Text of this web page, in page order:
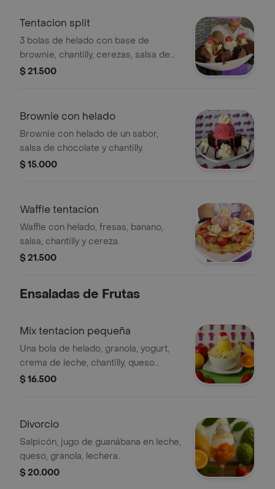
Tentacion split
3 bolas de helado con base de
brownie, chantilly, cerezas, salsa de
caramelo y chocolate.
$ 21.500
Brownie con helado
Brownie con helado de un sabor,
salsa de chocolate y chantilly.
$ 15.000
Waffle tentacion
Waffle con helado, fresas, banano,
salsa, chantilly y cereza.
$ 21.500
Ensaladas de Frutas
Mix tentacion pequeña
Una bola de helado, granola, yogurt,
crema de leche, chantilly, queso
rayado, papaya, sandía, mango, fresa,
$ 16.500
Divorcio
Salpicón, jugo de guanábana en leche,
queso, granola, lechera.
$ 20.000